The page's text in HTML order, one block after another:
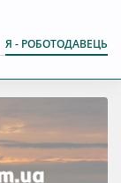
Я - РОБОТОДАВЕЦЬ